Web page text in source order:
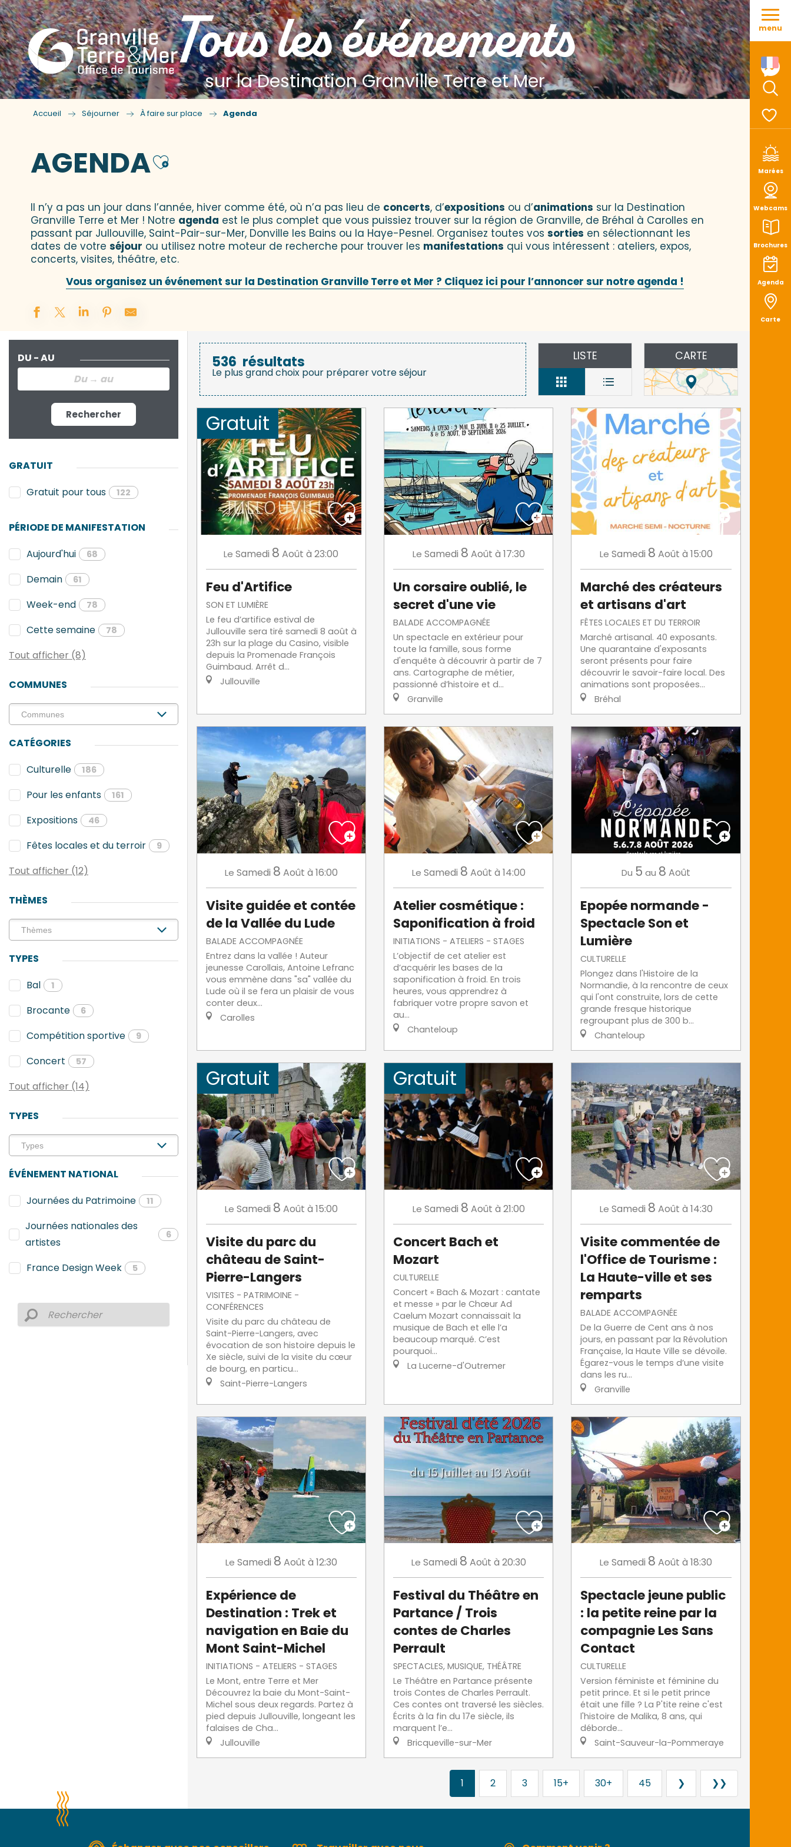
Aller
contenu
Marées
Webcams
Brochures
Agenda
Carte
menu
Tous les événements
sur la Destination Granville Terre et Mer
Accueil Séjourner À faire sur place Agenda
AGENDAAjouter aux favoris
Il n’y a pas un jour dans l’année, hiver comme été, où n’a pas lieu de concerts, d’expositions ou d’animations sur la Destination
Granville Terre et Mer ! Notre agenda est le plus complet que vous puissiez trouver sur la région de Granville, de Bréhal à Carolles en
passant par Jullouville, Saint-Pair-sur-Mer, Donville les Bains ou la Haye-Pesnel. Organisez toutes vos sorties en sélectionnant les
dates de votre séjour ou utilisez notre moteur de recherche pour trouver les manifestations qui vous intéressent : ateliers, expos,
concerts, visites, théâtre, etc.
Vous organisez un événement sur la Destination Granville Terre et Mer ? Cliquez ici pour l’annoncer sur notre agenda !
DU - AU
Rechercher
GRATUIT
Gratuit pour tous
122
PÉRIODE DE MANIFESTATION
Aujourd'hui
68
Demain 61
Week-end 78
Cette semaine 78
Tout afficher (8)
COMMUNES
CATÉGORIES
Culturelle
186
Pour les enfants 161
Expositions 46
Fêtes locales et du terroir 9
Tout afficher (12)
THÈMES
TYPES
Bal
1
Brocante 6
Compétition sportive 9
Concert 57
Tout afficher (14)
TYPES
ÉVÉNEMENT NATIONAL
Journées du Patrimoine
11
Journées nationales des
artistes
6
France Design Week 5
536 résultats
Le plus grand choix pour préparer votre séjour
LISTE CARTE
Gratuit
Le Samedi 8 Août à 23:00
Feu d'Artifice
SON ET LUMIÈRE
Le feu d’artifice estival de
Jullouville sera tiré samedi 8 août à
23h sur la plage du Casino, visible
depuis la Promenade François
Guimbaud. Arrêt d...
Jullouville
Le Samedi 8 Août à 17:30
Un corsaire oublié, le
secret d'une vie
BALADE ACCOMPAGNÉE
Un spectacle en extérieur pour
toute la famille, sous forme
d'enquête à découvrir à partir de 7
ans. Cartographe de métier,
passionné d’histoire et d...
Granville
Le Samedi 8 Août à 15:00
Marché des créateurs
et artisans d'art
FÊTES LOCALES ET DU TERROIR
Marché artisanal. 40 exposants.
Une quarantaine d'exposants
seront présents pour faire
découvrir le savoir-faire local. Des
animations sont proposées...
Bréhal
Le Samedi 8 Août à 16:00
Visite guidée et contée
de la Vallée du Lude
BALADE ACCOMPAGNÉE
Entrez dans la vallée ! Auteur
jeunesse Carollais, Antoine Lefranc
vous emmène dans "sa" vallée du
Lude où il se fera un plaisir de vous
conter deux...
Carolles
Le Samedi 8 Août à 14:00
Atelier cosmétique :
Saponification à froid
INITIATIONS - ATELIERS - STAGES
L’objectif de cet atelier est
d’acquérir les bases de la
saponification à froid. En trois
heures, vous apprendrez à
fabriquer votre propre savon et
au...
Chanteloup
Du 5 au 8 Août
Epopée normande -
Spectacle Son et
Lumière
CULTURELLE
Plongez dans l'Histoire de la
Normandie, à la rencontre de ceux
qui l'ont construite, lors de cette
grande fresque historique
regroupant plus de 300 b...
Chanteloup
Gratuit
Le Samedi 8 Août à 15:00
Visite du parc du
château de Saint-
Pierre-Langers
VISITES - PATRIMOINE -
CONFÉRENCES
Visite du parc du château de
Saint-Pierre-Langers, avec
évocation de son histoire depuis le
Xe siècle, suivi de la visite du cœur
de bourg, en particu...
Saint-Pierre-Langers
Gratuit
Le Samedi 8 Août à 21:00
Concert Bach et
Mozart
CULTURELLE
Concert « Bach & Mozart : cantate
et messe » par le Chœur Ad
Caelum Mozart connaissait la
musique de Bach et elle l’a
beaucoup marqué. C’est
pourquoi...
La Lucerne-d'Outremer
Le Samedi 8 Août à 14:30
Visite commentée de
l'Office de Tourisme :
La Haute-ville et ses
remparts
BALADE ACCOMPAGNÉE
De la Guerre de Cent ans à nos
jours, en passant par la Révolution
Française, la Haute Ville se dévoile.
Égarez-vous le temps d’une visite
dans les ru...
Granville
Le Samedi 8 Août à 12:30
Expérience de
Destination : Trek et
navigation en Baie du
Mont Saint-Michel
INITIATIONS - ATELIERS - STAGES
Le Mont, entre Terre et Mer
Découvrez la baie du Mont-Saint-
Michel sous deux regards. Partez à
pied depuis Jullouville, longeant les
falaises de Cha...
Jullouville
Le Samedi 8 Août à 20:30
Festival du Théâtre en
Partance / Trois
contes de Charles
Perrault
SPECTACLES, MUSIQUE, THÉÂTRE
Le Théâtre en Partance présente
trois Contes de Charles Perrault.
Ces contes ont traversé les siècles.
Écrits à la fin du 17e siècle, ils
marquent l’e...
Bricqueville-sur-Mer
Le Samedi 8 Août à 18:30
Spectacle jeune public
: la petite reine par la
compagnie Les Sans
Contact
CULTURELLE
Version féministe et féminine du
petit prince. Et si le petit prince
était une fille ? La P'tite reine c'est
l'histoire de Malika, 8 ans, qui
déborde...
Saint-Sauveur-la-Pommeraye
1 2 3 15+ 30+ 45 ❯ ❯❯